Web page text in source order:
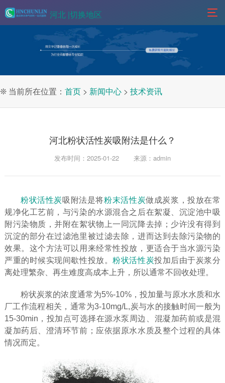
河北 |切换地区
❊ 当前所在位置： 首页 > 新闻中心 > 技术资讯
河北粉状活性炭吸附法是什么？
发布时间：2025-01-22 来源：admin
粉状活性炭 吸附法是将粉末活性炭做成炭浆，投放在常
规净化工艺前，与污染的水源混合之后在絮凝、沉淀池中吸
附污染物质，并附在絮状物上一同沉降去掉；少许没有得到
沉淀的部分在过滤池里被过滤去除，进而达到去除污染物的
效果。这个方法可以用来经常性投放，更适合于当水源污染
严重的时候实现间歇性投放。粉状活性炭投加后由于炭浆分
离处理繁杂、再生难度高成本上升，所以通常不回收处理。
粉状炭浆的浓度通常为5%-10%，投加量与原水水质和水
厂工作流程相关，通常为3-10mg/L,炭与水的接触时间一般为
15-30min，投加点可选择在源水泵周边、混凝加药前或是混
凝加药后、澄清环节前；应依据原水水质及整个过程的具体
情况而定。